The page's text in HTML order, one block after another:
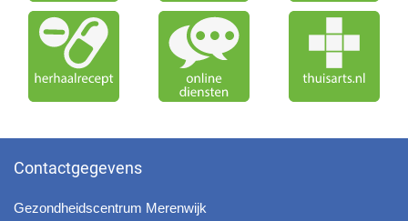
Contactgegevens
Gezondheidscentrum Merenwijk